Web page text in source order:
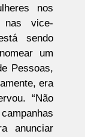
nos
nas vice-
sendo
um
Pessoas,
era
“Não
anunciar